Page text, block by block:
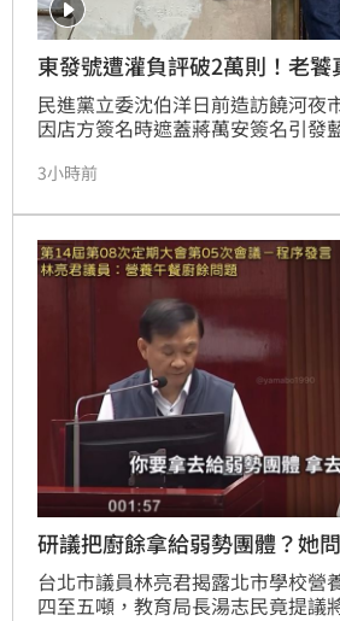
東發號遭灌負評破2萬則！老饕
民進黨立委沈伯洋日前造訪饒河夜
因店方簽名時遮蓋蔣萬安簽名引發
回應，呼籲各界尊重店家，勿因政
店，目前簽名已被覆蓋。此次事件
大戰，但多數老饕仍肯定其蚵仔麵
味，僅少數反映品質不穩。這起政
上版面，也凸顯網路輿論對實體商
伯洋希望大眾回歸美食本質，繼
3小時前
研議把廚餘拿給弱勢團體？她
台北市議員林亮君揭露北市學校營
四至五噸，教育局長湯志民竟提議